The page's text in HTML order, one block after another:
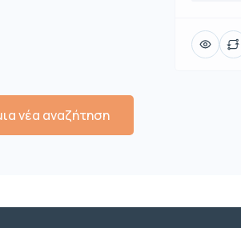
νέα αναζήτηση